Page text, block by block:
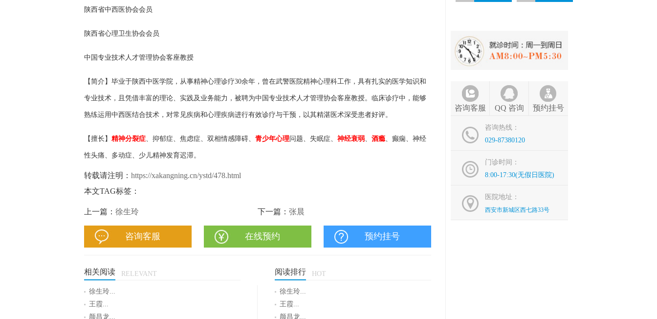
陕西省中西医协会会员
陕西省心理卫生协会会员
中国专业技术人才管理协会客座教授
【简介】毕业于陕西中医学院，从事精神心理诊疗30余年，曾在武警医院精神心理科工作，具有扎实的医学知识和
专业技术，且凭借丰富的理论、实践及业务能力，被聘为中国专业技术人才管理协会客座教授。临床诊疗中，能够
熟练运用中西医结合技术，对常见疾病和心理疾病进行有效诊疗与干预，以其精湛医术深受患者好评。
【擅长】 精神分裂症、抑郁症、焦虑症、双相情感障碍、 青少年心理问题、失眠症、 神经衰弱、 酒瘾、癫痫、神经
性头痛、多动症、少儿精神发育迟滞。
转载请注明： https://xakangning.cn/ystd/478.html
本文TAG标签：
上一篇： 徐生玲 下一篇： 张晨
咨询客服 在线预约 预约挂号
相关阅读 RELEVANT
徐生玲...
王霞...
颜昌龙...
阅读排行 HOT
徐生玲...
王霞...
颜昌龙...
咨询客服 QQ 咨询 预约挂号
咨询热线：
029-87380120
门诊时间：
8:00-17:30(无假日医院)
医院地址：
西安市新城区西七路33号